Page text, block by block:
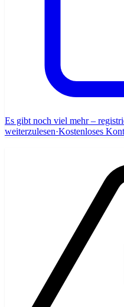
Es gibt noch viel mehr –
weiterzulesen·Kostenloses